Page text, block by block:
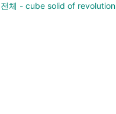
전체 - cube solid of revolution